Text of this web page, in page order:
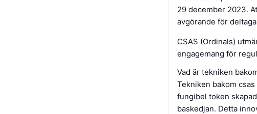
29 december 2023.
avgörande för
CSAS (Ordinals)
engagemang för
Vad är tekniken
Tekniken bakom
fungibel token
baskedjan. Detta